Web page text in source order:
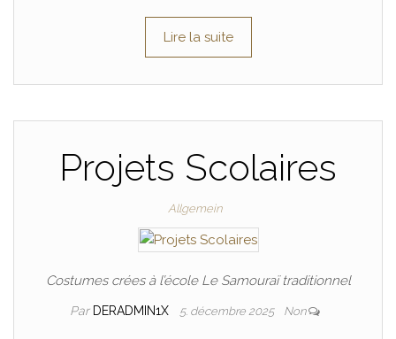
Lire la suite
Projets Scolaires
Allgemein
Costumes crées à l’école Le Samouraï traditionnel
Par DERADMIN1X 5. décembre 2025 Non